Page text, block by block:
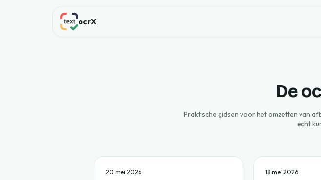
ocrX
De
Praktische gidsen voor het omzetten van
echt
20 mei 2026 18 mei 2026